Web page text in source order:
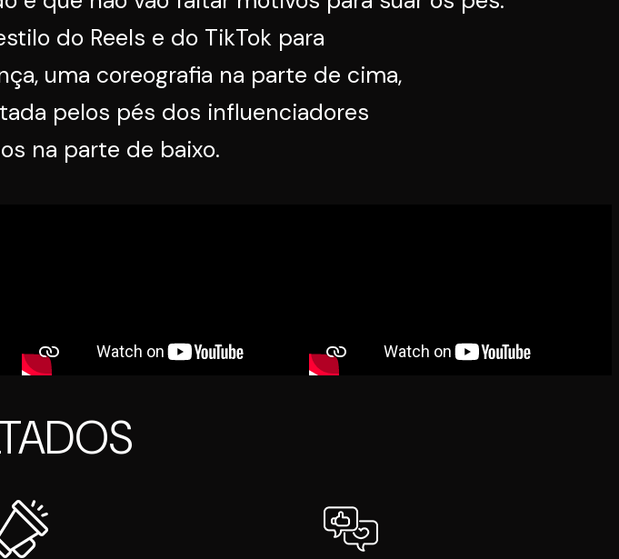
do Reels e do TikTok para
uma coreografia na parte de cima,
pelos pés dos influenciadores
na parte de baixo.